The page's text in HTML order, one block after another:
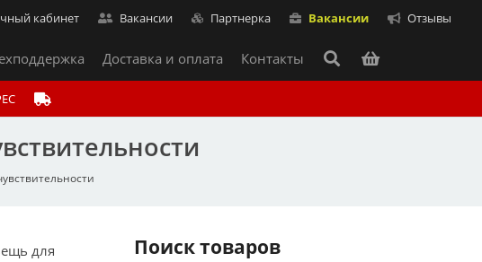
кабинет Вакансии Партнерка Вакансии Отзывы
Доставка и оплата Контакты
для
Поиск товаров